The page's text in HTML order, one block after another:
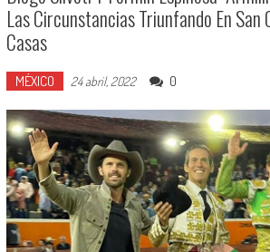
Las Circunstancias Triunfando En San
Casas
MÉXICO 24 abril, 2022 0